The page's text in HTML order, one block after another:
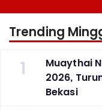
Trending
1
Muaythai
2026,
Bekasi